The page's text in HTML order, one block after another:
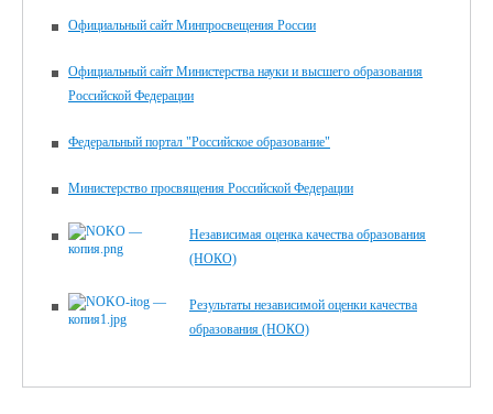
Официальный сайт Минпросвещения России
Официальный сайт Министерства науки и высшего образования
Российской Федерации
Федеральный портал "Российское образование"
Министерство просвящения Российской Федерации
Независимая оценка качества образования
(НОКО)
Результаты независимой оценки качества
образования (НОКО)